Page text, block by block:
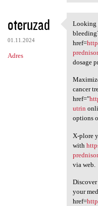
oteruzad
01.11.2024
Adres
Looking
Looking
href=
dosage
cancer
href="
utrin
options
X-plore
with
via web.
your
href=